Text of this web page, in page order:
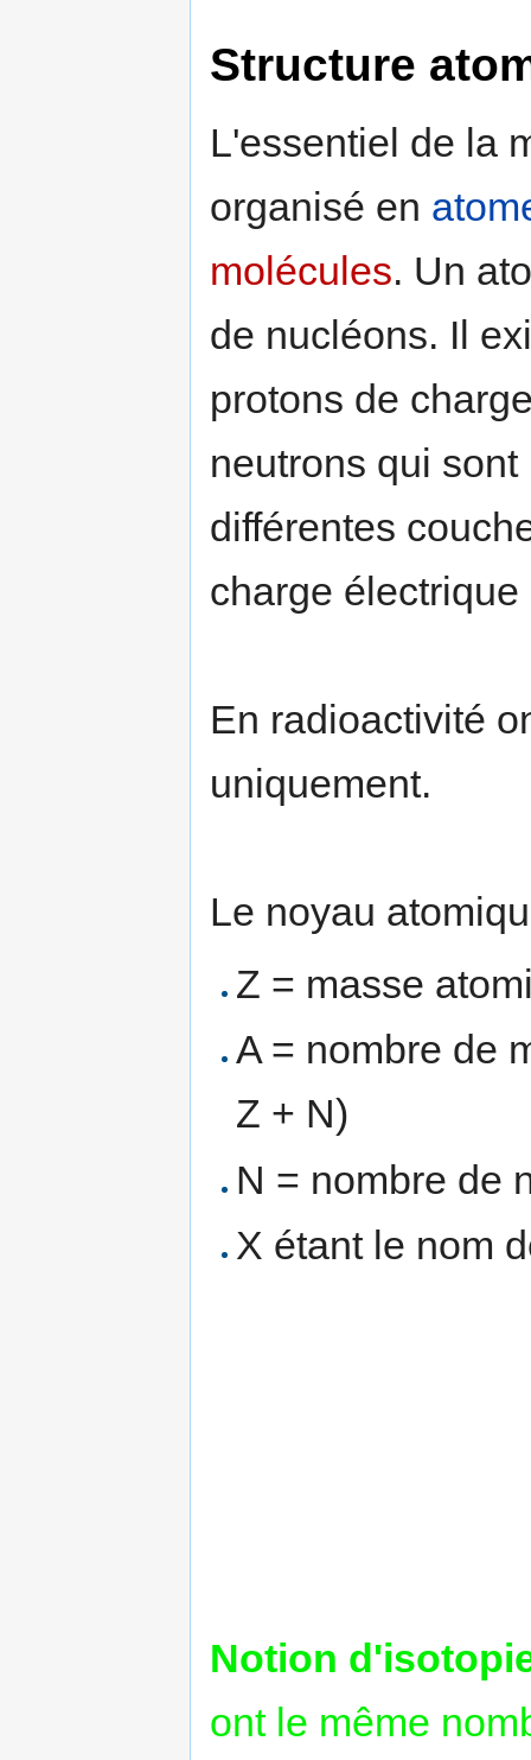
Structure
L'essentiel de la
organisé en
molécules. Un
de nucléons. Il
protons de
neutrons qui
différentes
charge
En radioactivité
uniquement.
Le noyau
Z = masse
A = nombre de
Z + N)
N = nombre de
X étant le nom
Notion
ont le même